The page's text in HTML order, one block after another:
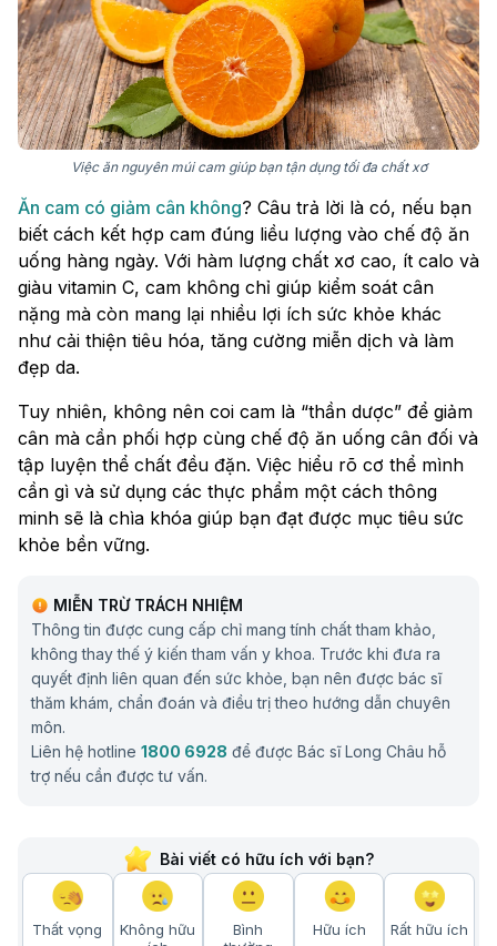
Việc ăn nguyên múi cam giúp bạn tận dụng tối đa chất xơ
Ăn cam có giảm cân không? Câu trả lời là có, nếu bạn
biết cách kết hợp cam đúng liều lượng vào chế độ ăn
uống hàng ngày. Với hàm lượng chất xơ cao, ít calo và
giàu vitamin C, cam không chỉ giúp kiểm soát cân
nặng mà còn mang lại nhiều lợi ích sức khỏe khác
như cải thiện tiêu hóa, tăng cường miễn dịch và làm
đẹp da.
Tuy nhiên, không nên coi cam là “thần dược” để giảm
cân mà cần phối hợp cùng chế độ ăn uống cân đối và
tập luyện thể chất đều đặn. Việc hiểu rõ cơ thể mình
cần gì và sử dụng các thực phẩm một cách thông
minh sẽ là chìa khóa giúp bạn đạt được mục tiêu sức
khỏe bền vững.
MIỄN TRỪ TRÁCH NHIỆM
Thông tin được cung cấp chỉ mang tính chất tham khảo,
không thay thế ý kiến tham vấn y khoa. Trước khi đưa ra
quyết định liên quan đến sức khỏe, bạn nên được bác sĩ
thăm khám, chẩn đoán và điều trị theo hướng dẫn chuyên
môn.
Liên hệ hotline 1800 6928 để được Bác sĩ Long Châu hỗ
trợ nếu cần được tư vấn.
Bài viết có hữu ích với bạn?
Thất vọng
Không hữu
Bình
Hữu ích Rất hữu ích